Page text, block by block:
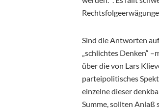
Sind die Antworten
„schlichtes Denken“
über die von Lars
parteipolitisches
einzelne dieser
Summe, sollten Anlaß